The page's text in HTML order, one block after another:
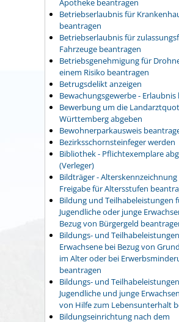
Apotheke beantragen
Betriebserlaubnis für
beantragen
Betriebserlaubnis für
Fahrzeuge beantragen
Betriebsgenehmigung für
einem Risiko beantragen
Betrugsdelikt anzeigen
Bewachungsgewerbe -
Bewerbung um die
Württemberg abgeben
Bewohnerparkausweis
Bezirksschornsteinfeger werden
Bibliothek - Pflichtexemplare
(Verleger)
Bildträger -
Freigabe für Altersstufen
Bildung und Teilhabeleistungen
Jugendliche oder junge
Bezug von Bürgergeld
Bildungs- und
Erwachsene bei Bezug von
im Alter oder bei
beantragen
Bildungs- und
Jugendliche und junge
von Hilfe zum Lebensunterhalt
Bildungseinrichtung nach dem